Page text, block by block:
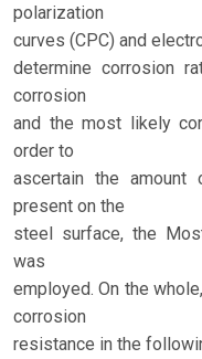
polarization
curves (CPC) and
determine corrosion
corrosion
and the most likely
order to
ascertain the amount
present on the
steel surface, the
was
employed. On the
corrosion
resistance in the